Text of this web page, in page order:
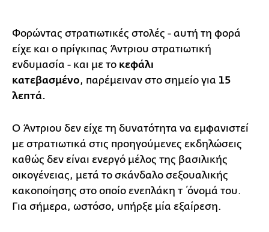
Φορώντας στρατιωτικές στολές - αυτή τη φορά
είχε και ο πρίγκιπας Άντριου στρατιωτική
ενδυμασία - και με το κεφάλι
κατεβασμένο, παρέμειναν στο σημείο για 15
λεπτά.
Ο Άντριου δεν είχε τη δυνατότητα να εμφανιστεί
με στρατιωτικά στις προηγούμενες εκδηλώσεις
καθώς δεν είναι ενεργό μέλος της βασιλικής
οικογένειας, μετά το σκάνδαλο σεξουαλικής
κακοποίησης στο οποίο ενεπλάκη τ΄όνομά του.
Για σήμερα, ωστόσο, υπήρξε μία εξαίρεση.